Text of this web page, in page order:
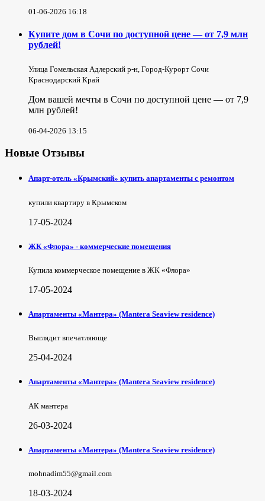
01-06-2026 16:18
Купите дом в Сочи по доступной цене — от 7,9 млн
рублей!
Улица Гомельская Адлерский р-н, Город-Курорт Сочи
Краснодарский Край
Дом вашей мечты в Сочи по доступной цене — от 7,9
млн рублей!
06-04-2026 13:15
Новые Отзывы
Апарт-отель «Крымский» купить апартаменты с ремонтом
купили квартиру в Крымском
17-05-2024
ЖК «Флора» - коммерческие помещения
Купила коммерческое помещение в ЖК «Флора»
17-05-2024
Апартаменты «Мантера» (Mantera Seaview rеsidence)
Выглядит впечатляюще
25-04-2024
Апартаменты «Мантера» (Mantera Seaview rеsidence)
АК мантера
26-03-2024
Апартаменты «Мантера» (Mantera Seaview rеsidence)
mohnadim55@gmail.com
18-03-2024